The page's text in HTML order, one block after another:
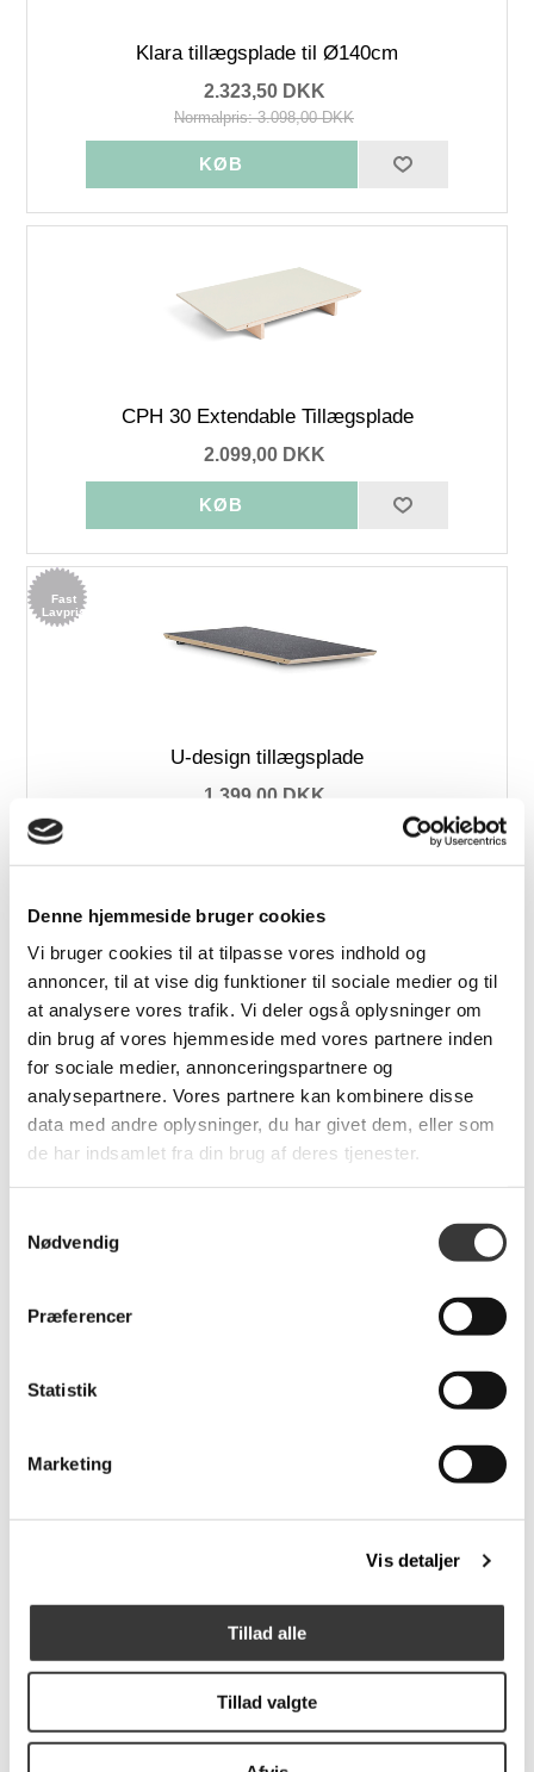
Denne hjemmeside bruger cookies
Vi bruger cookies til at tilpasse vores indhold og
annoncer, til at vise dig funktioner til sociale medier og til
at analysere vores trafik. Vi deler også oplysninger om
din brug af vores hjemmeside med vores partnere inden
for sociale medier, annonceringspartnere og
analysepartnere. Vores partnere kan kombinere disse
data med andre oplysninger, du har givet dem, eller som
de har indsamlet fra din brug af deres tjenester.
Nødvendig
Præferencer
Statistik
Marketing
Vis detaljer
Tillad alle
Tillad valgte
Klara tillægsplade til Ø140cm
2.323,50 DKK
Normalpris: 3.098,00 DKK
CPH 30 Extendable Tillægsplade
2.099,00 DKK
Fast
Lavpris
U-design tillægsplade
1.399,00 DKK
Lavpris
Skovby SM112 tillægsplader
2.999,00 DKK